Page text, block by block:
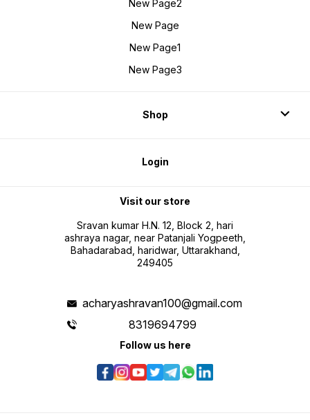
New Page2
New Page
New Page1
New Page3
Shop
Login
Visit our store
Sravan kumar H.N. 12, Block 2, hari
ashraya nagar, near Patanjali Yogpeeth,
Bahadarabad, haridwar, Uttarakhand,
249405
acharyashravan100@gmail.com
8319694799
Follow us here